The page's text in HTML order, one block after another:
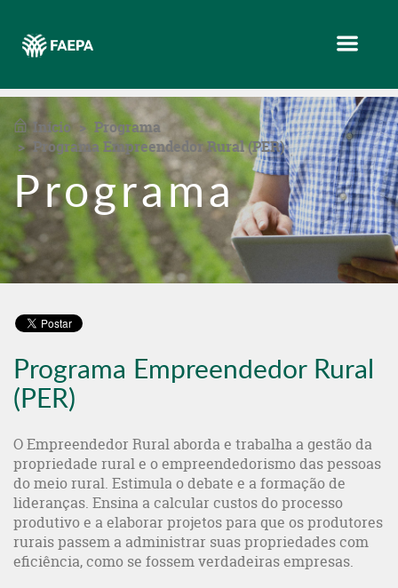
Início
Programa
Programa Empreendedor Rural (PER)
Programa
Programa Empreendedor Rural
(PER)
O Empreendedor Rural aborda e trabalha a gestão da
propriedade rural e o empreendedorismo das pessoas
do meio rural. Estimula o debate e a formação de
lideranças. Ensina a calcular custos do processo
produtivo e a elaborar projetos para que os produtores
rurais passem a administrar suas propriedades com
eficiência, como se fossem verdadeiras empresas.